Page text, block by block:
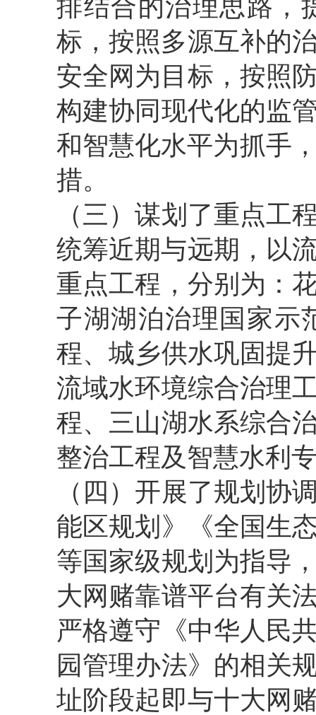
排结合的治理思路，
标，按照多源互补的
安全网为目标，按照
构建协同现代化的监
和智慧化水平为抓手
措。
（三）谋划了重点工
统筹近期与远期，以
重点工程，分别为：
子湖湖泊治理国家示
程、城乡供水巩固提
流域水环境综合治理
程、三山湖水系综合
整治工程及智慧水利
（四）开展了规划协
能区规划》《全国生
等国家级规划为指导
大网赌靠谱平台有关
严格遵守《中华人民
园管理办法》的相关
址阶段起即与十大网